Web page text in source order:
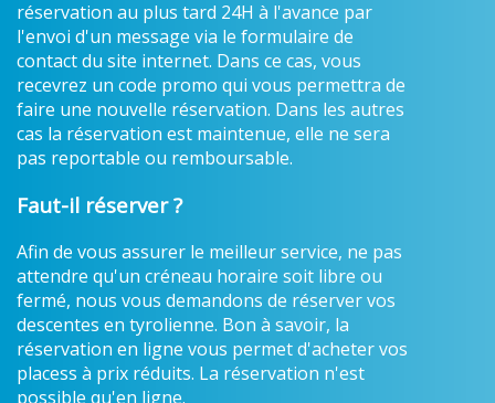
réservation au plus tard 24H à l'avance par
l'envoi d'un message via le formulaire de
contact du site internet. Dans ce cas, vous
recevrez un code promo qui vous permettra de
faire une nouvelle réservation. Dans les autres
cas la réservation est maintenue, elle ne sera
pas reportable ou remboursable.
Faut-il réserver ?
Afin de vous assurer le meilleur service, ne pas
attendre qu'un créneau horaire soit libre ou
fermé, nous vous demandons de réserver vos
descentes en tyrolienne. Bon à savoir, la
réservation en ligne vous permet d'acheter vos
placess à prix réduits. La réservation n'est
possible qu'en ligne.